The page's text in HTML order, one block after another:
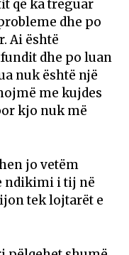
që ka treguar
dhe po
Ai është
dhe po luan
nuk është një
me kujdes
kjo nuk më
jo vetëm
ndikimi i tij në
tek lojtarët e